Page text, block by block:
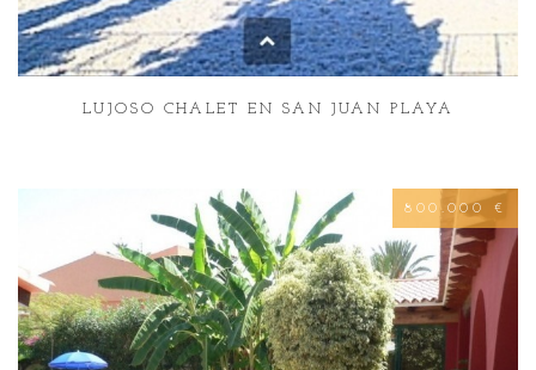
LUJOSO CHALET EN SAN JUAN PLAYA
800.000 €